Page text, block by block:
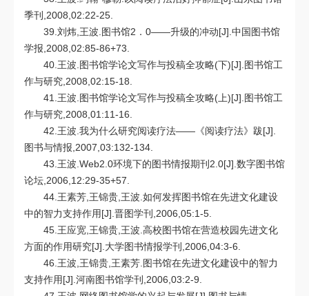
季刊,2008,02:22-25.
39.刘炜,王波.图书馆2．0——升级的冲动[J].中国图书馆
学报,2008,02:85-86+73.
40.王波.图书馆学论文写作与投稿全攻略(下)[J].图书馆工
作与研究,2008,02:15-18.
41.王波.图书馆学论文写作与投稿全攻略(上)[J].图书馆工
作与研究,2008,01:11-16.
42.王波.我为什么研究阅读疗法——《阅读疗法》跋[J].
图书与情报,2007,03:132-134.
43.王波.Web2.0环境下的图书情报期刊2.0[J].数字图书馆
论坛,2006,12:29-35+57.
44.王素芳,王锦贵,王波.如何发挥图书馆在先进文化建设
中的智力支持作用[J].晋图学刊,2006,05:1-5.
45.王应宽,王锦贵,王波.高校图书馆在营造校园先进文化
方面的作用研究[J].大学图书情报学刊,2006,04:3-6.
46.王波,王锦贵,王素芳.图书馆在先进文化建设中的智力
支持作用[J].河南图书馆学刊,2006,03:2-9.